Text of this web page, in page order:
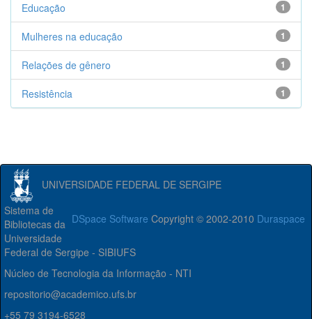
1
Educação
1
Mulheres na educação
1
Relações de gênero
1
Resistência
UNIVERSIDADE FEDERAL DE SERGIPE
DSpace Software Copyright © 2002-2010 Duraspace
Sistema de
Bibliotecas da
Universidade
Federal de Sergipe - SIBIUFS
Núcleo de Tecnologia da Informação - NTI
repositorio@academico.ufs.br
+55 79 3194-6528